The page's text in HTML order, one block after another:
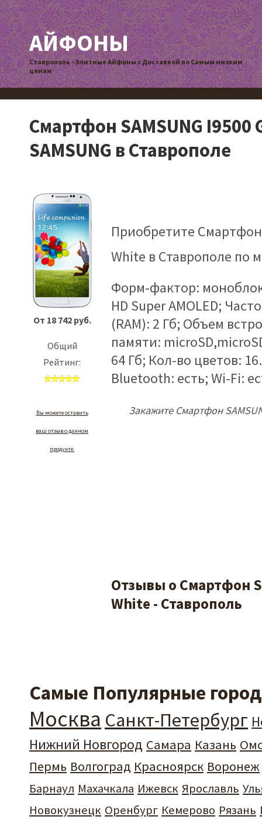
АЙФОНЫ
Ставрополь - Элитные Айфоны с Доставкой по Самым низким
ценам
Смартфон SAMSUNG I9500
SAMSUNG в Ставрополе
От 18 742 руб.
Общий
Рейтинг:
Вы можете оставить
ваш отзыв о данном
продукте.
Приобретите Смартфон
White в Ставрополе по
Форм-фактор:
HD Super AMOLED;
(RAM): 2 Гб; Объем
памяти:
64 Гб; Кол-во цветов:
Bluetooth: есть; Wi-Fi:
Закажите Смартфон
Отзывы о Смартфон
White - Ставрополь
Самые Популярные
Москва Санкт-Петербург
Нижний Новгород Самара Казань
Пермь Волгоград Красноярск Воронеж
Барнаул Махачкала Ижевск Ярославль
Новокузнецк Оренбург Кемерово Рязань